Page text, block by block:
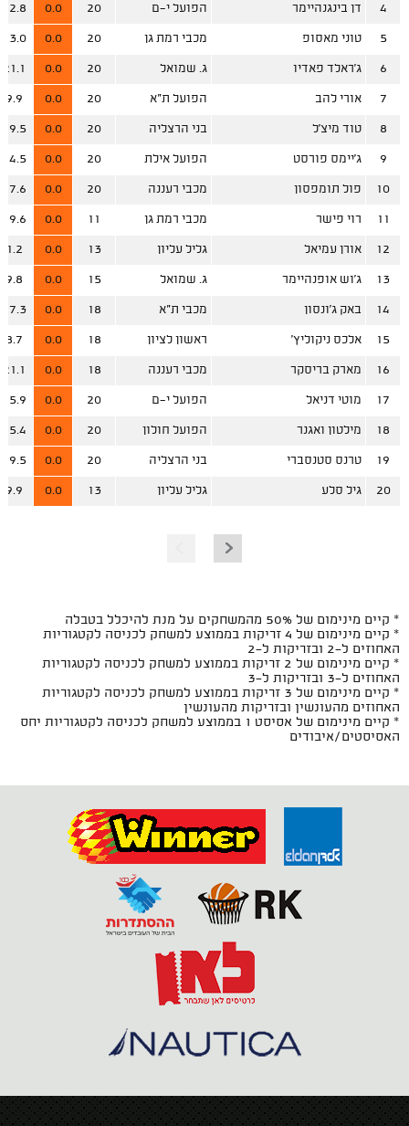
4 דן בינגנהיימר הפועל י-ם 20
0.0
12.8
5 טוני מאסופ מכבי רמת גן 20
0.0
13.0
6 ג'ראלד פאדיו ג. שמואל 20
0.0
21.1
7 אורי להב הפועל ת"א 20
0.0
9.9
8 טוד מיצ'ל בני הרצליה 20
0.0
19.5
9 ג'יימס פורסט הפועל אילת 20
0.0
14.5
10 פול תומפסון מכבי רעננה 20
0.0
17.6
11 רוי פישר מכבי רמת גן 11
0.0
19.6
12 אורן עמיאל גליל עליון 13
0.0
1.2
13 ג'וש אופנהיימר ג. שמואל 15
0.0
9.8
14 באק ג'ונסון מכבי ת"א 18
0.0
17.3
15 אלכס ניקוליץ' ראשון לציון 18
0.0
8.7
16 מארק בריסקר מכבי רעננה 18
0.0
21.1
17 מוטי דניאל הפועל י-ם 20
0.0
15.9
18 מילטון ואגנר הפועל חולון 20
0.0
15.4
19 טרנס סטנסברי בני הרצליה 20
0.0
19.5
20 גיל סלע גליל עליון 13
0.0
9.9
* קיים מינימום של 50% מהמשחקים על מנת להיכלל בטבלה
* קיים מינימום של 4 זריקות בממוצע למשחק לכניסה לקטגוריות
האחוזים ל-2 ובזריקות ל-2
* קיים מינימום של 2 זריקות בממוצע למשחק לכניסה לקטגוריות
האחוזים ל-3 ובזריקות ל-3
* קיים מינימום של 3 זריקות בממוצע למשחק לכניסה לקטגוריות
האחוזים מהעונשין ובזריקות מהעונשין
* קיים מינימום של אסיסט 1 בממוצע למשחק לכניסה לקטגוריות יחס
האסיסטים/איבודים